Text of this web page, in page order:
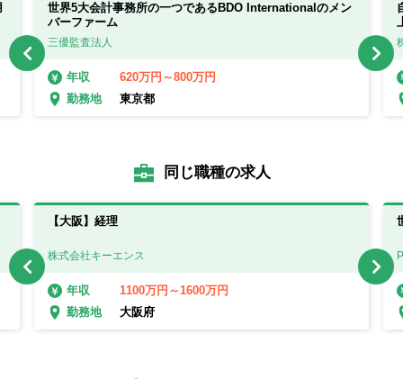
世界5大会計事務所の一つであるBDO Internationalのメン
バーファーム
三優監査法人
年収
620万円～800万円
勤務地
東京都
同じ職種の求人
【大阪】経理
株式会社キーエンス
年収
1100万円～1600万円
勤務地
大阪府